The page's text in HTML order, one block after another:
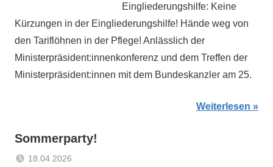
Eingliederungshilfe: Keine
Kürzungen in der Eingliederungshilfe! Hände weg von
den Tariflöhnen in der Pflege! Anlässlich der
Ministerpräsident:innenkonferenz und dem Treffen der
Ministerpräsident:innen mit dem Bundeskanzler am 25.
Weiterlesen
Sommerparty!
18.04.2026